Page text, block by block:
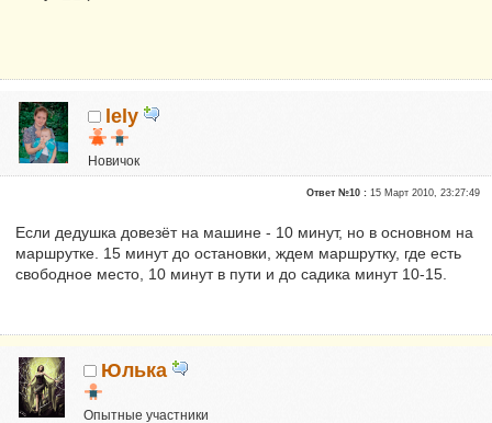
lely
Новичок
Ответ №10 :15 Март 2010, 23:27:49
Если дедушка довезёт на машине - 10 минут, но в основном на
маршрутке. 15 минут до остановки, ждем маршрутку, где есть
свободное место, 10 минут в пути и до садика минут 10-15.
Юлька
Опытные участники